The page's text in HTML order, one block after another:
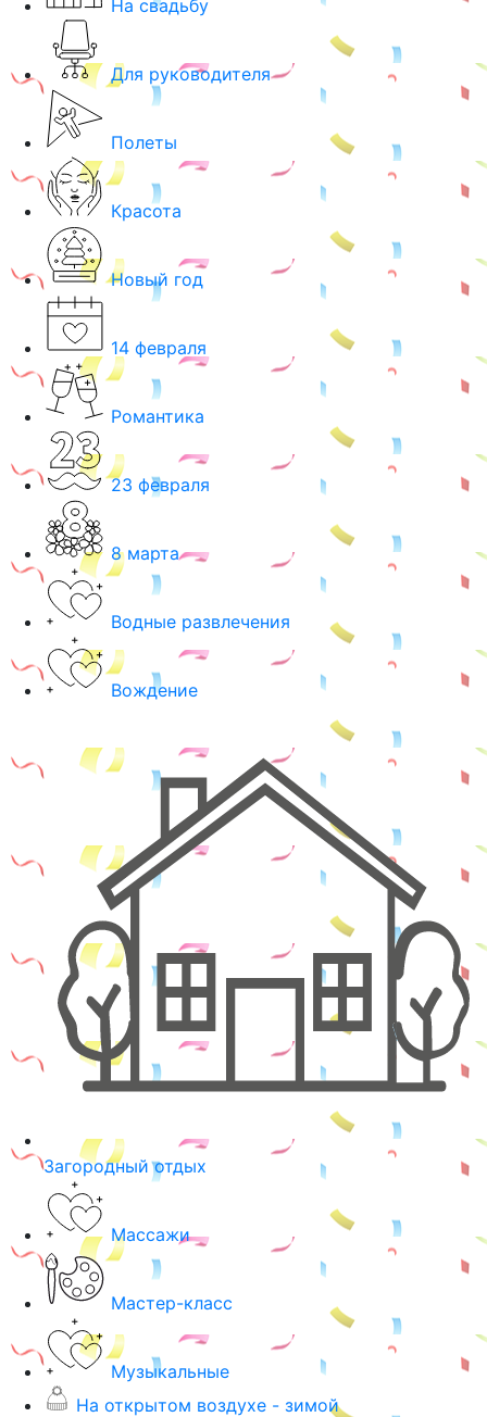
На свадьбу
Для руководителя
Полеты
Красота
Новый год
14 февраля
Романтика
23 февраля
8 марта
Водные развлечения
Вождение
Загородный отдых
Массажи
Мастер-класс
Музыкальные
На открытом воздухе - зимой